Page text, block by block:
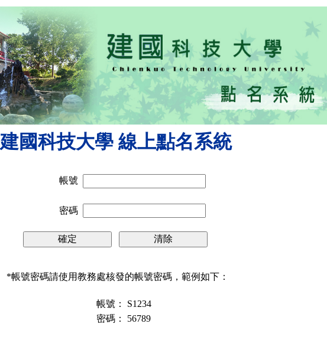
建國科技大學 線上點名系統
帳號
密碼
*帳號密碼請使用教務處核發的帳號密碼，範例如下：
帳號：
S1234
密碼：
56789